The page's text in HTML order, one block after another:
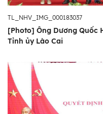
TL_NHV_IMG_000183037
[Photo] Ông Dương Quốc
Tỉnh ủy Lào Cai